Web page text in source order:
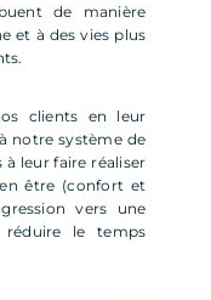
de manière
et à des vies plus
clients en leur
notre système de
leur faire réaliser
être (confort et
vers une
le temps